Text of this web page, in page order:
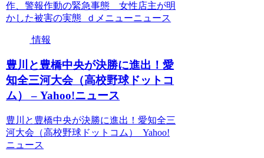
作、警報作動の緊急事態 女性店主が明
かした被害の実態 ｄメニューニュース
情報
豊川と豊橋中央が決勝に進出！愛
知全三河大会（高校野球ドットコ
ム） – Yahoo!ニュース
豊川と豊橋中央が決勝に進出！愛知全三
河大会（高校野球ドットコム） Yahoo!
ニュース